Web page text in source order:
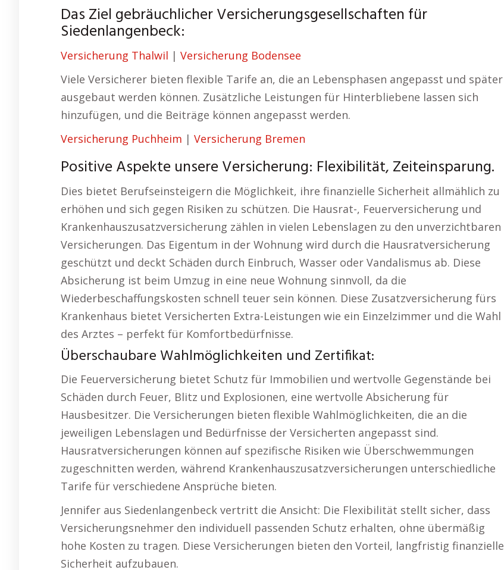
Das Ziel gebräuchlicher Versicherungsgesellschaften für
Siedenlangenbeck:
Versicherung Thalwil | Versicherung Bodensee
Viele Versicherer bieten flexible Tarife an, die an Lebensphasen angepasst und später
ausgebaut werden können. Zusätzliche Leistungen für Hinterbliebene lassen sich
hinzufügen, und die Beiträge können angepasst werden.
Versicherung Puchheim | Versicherung Bremen
Positive Aspekte unsere Versicherung: Flexibilität, Zeiteinsparung.
Dies bietet Berufseinsteigern die Möglichkeit, ihre finanzielle Sicherheit allmählich zu
erhöhen und sich gegen Risiken zu schützen. Die Hausrat-, Feuerversicherung und
Krankenhauszusatzversicherung zählen in vielen Lebenslagen zu den unverzichtbaren
Versicherungen. Das Eigentum in der Wohnung wird durch die Hausratversicherung
geschützt und deckt Schäden durch Einbruch, Wasser oder Vandalismus ab. Diese
Absicherung ist beim Umzug in eine neue Wohnung sinnvoll, da die
Wiederbeschaffungskosten schnell teuer sein können. Diese Zusatzversicherung fürs
Krankenhaus bietet Versicherten Extra-Leistungen wie ein Einzelzimmer und die Wahl
des Arztes – perfekt für Komfortbedürfnisse.
Überschaubare Wahlmöglichkeiten und Zertifikat:
Die Feuerversicherung bietet Schutz für Immobilien und wertvolle Gegenstände bei
Schäden durch Feuer, Blitz und Explosionen, eine wertvolle Absicherung für
Hausbesitzer. Die Versicherungen bieten flexible Wahlmöglichkeiten, die an die
jeweiligen Lebenslagen und Bedürfnisse der Versicherten angepasst sind.
Hausratversicherungen können auf spezifische Risiken wie Überschwemmungen
zugeschnitten werden, während Krankenhauszusatzversicherungen unterschiedliche
Tarife für verschiedene Ansprüche bieten.
Jennifer aus Siedenlangenbeck vertritt die Ansicht: Die Flexibilität stellt sicher, dass
Versicherungsnehmer den individuell passenden Schutz erhalten, ohne übermäßig
hohe Kosten zu tragen. Diese Versicherungen bieten den Vorteil, langfristig finanzielle
Sicherheit aufzubauen.